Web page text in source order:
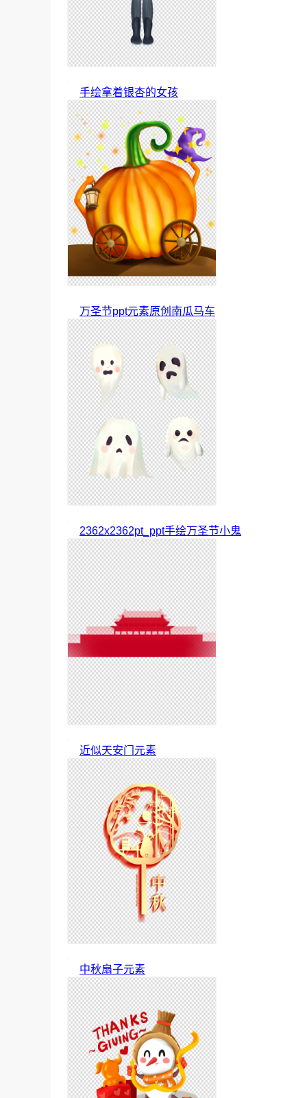
手绘拿着银杏的女孩
万圣节ppt元素原创南瓜马车
2362x2362pt_ppt手绘万圣节小鬼
近似天安门元素
中秋扇子元素